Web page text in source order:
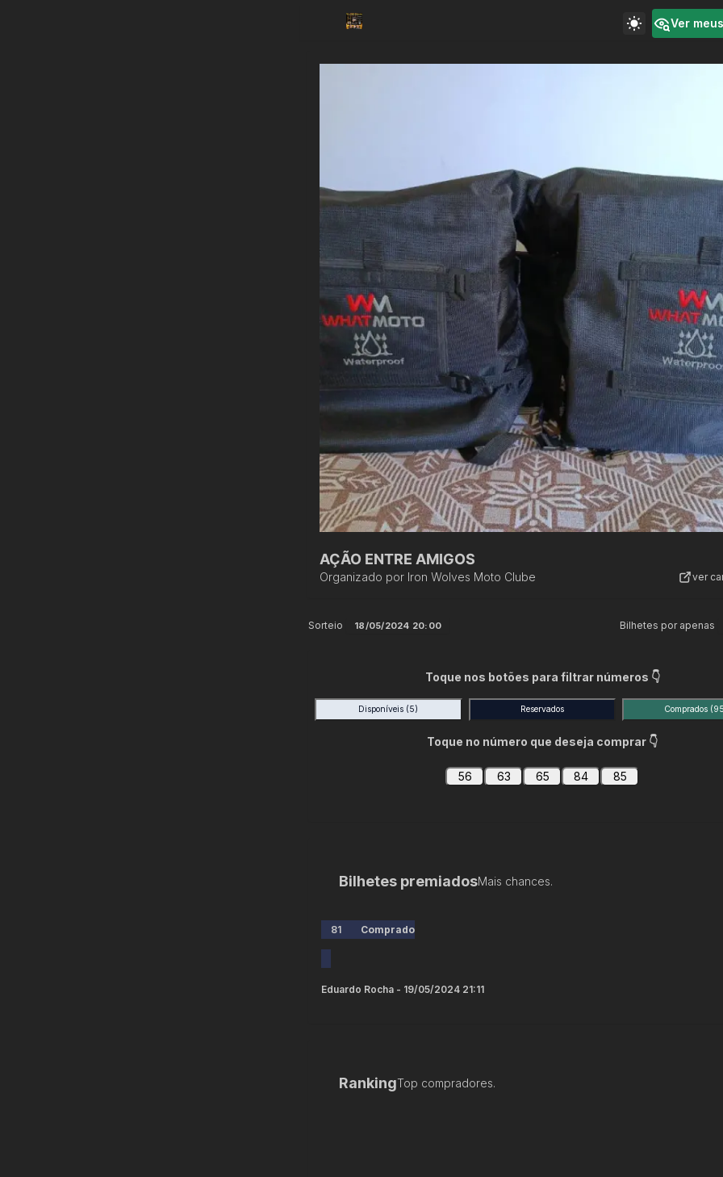
Ver
AÇÃO ENTRE AMIGOS
Organizado por Iron Wolves Moto Clube ver
Sorteio 18/05/2024 20:00 Bilhetes por apenas
Toque nos botões para filtrar números 👇
Disponíveis (5) Reservados Comprados
Toque no número que deseja comprar 👇
56 63 65 84 85
Bilhetes premiadosMais chances.
81 Comprado
Eduardo Rocha - 19/05/2024 21:11
RankingTop compradores.